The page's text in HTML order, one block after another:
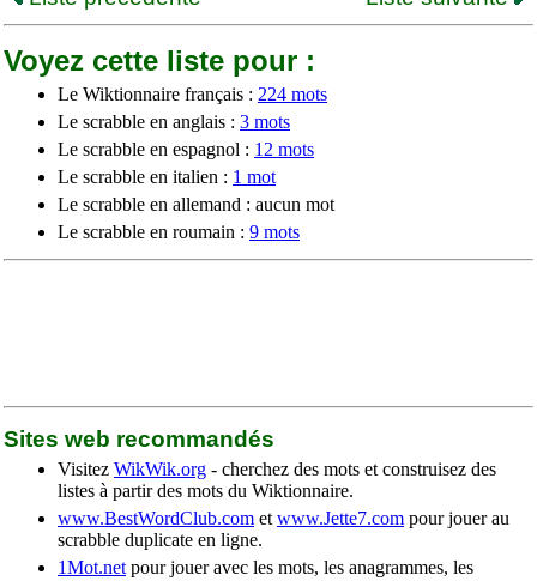
Voyez cette liste pour :
Le Wiktionnaire français : 224 mots
Le scrabble en anglais : 3 mots
Le scrabble en espagnol : 12 mots
Le scrabble en italien : 1 mot
Le scrabble en allemand : aucun mot
Le scrabble en roumain : 9 mots
Sites web recommandés
Visitez WikWik.org - cherchez des mots et construisez des
listes à partir des mots du Wiktionnaire.
www.BestWordClub.com et www.Jette7.com pour jouer au
scrabble duplicate en ligne.
1Mot.net pour jouer avec les mots, les anagrammes, les